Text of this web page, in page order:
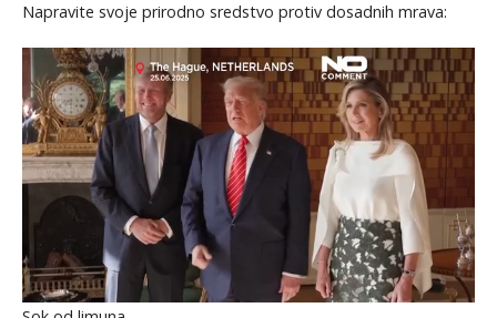
Napravite svoje prirodno sredstvo protiv dosadnih mrava: